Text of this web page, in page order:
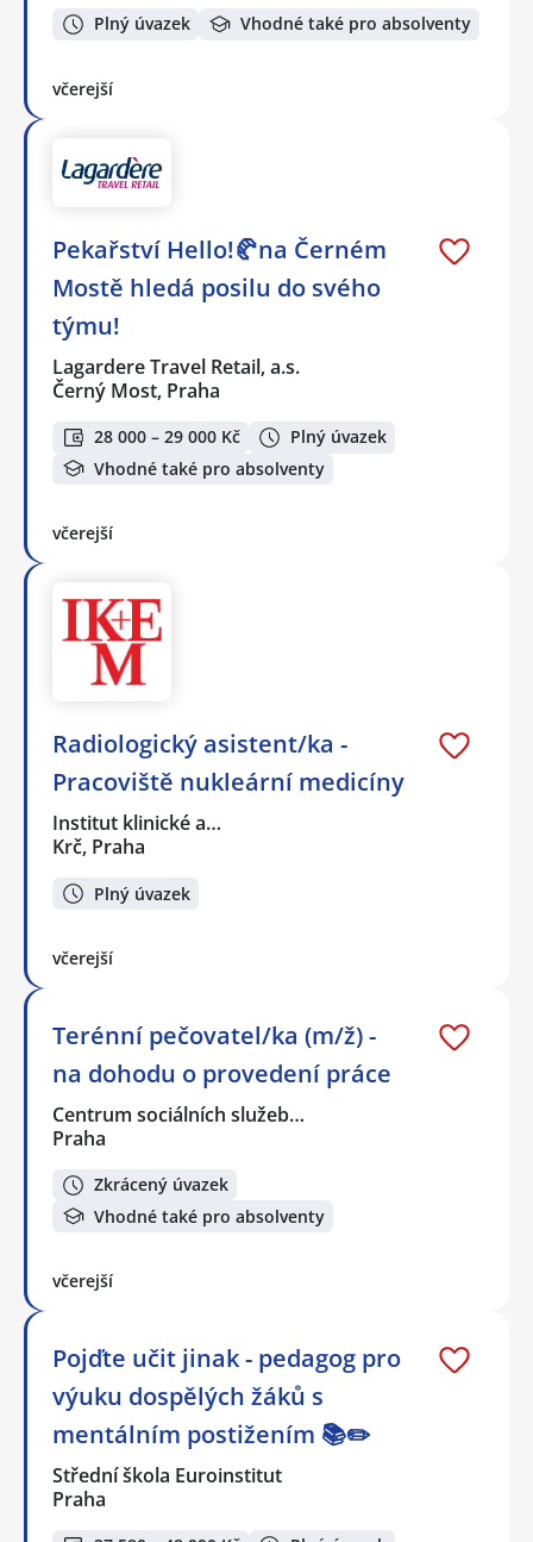
Plný úvazek Vhodné také pro absolventy
včerejší
Pekařství Hello!🥐na Černém
Mostě hledá posilu do svého
týmu!
Lagardere Travel Retail, a.s.
Černý Most, Praha
28 000 – 29 000 Kč
Plný úvazek
Vhodné také pro absolventy
včerejší
Radiologický asistent/ka -
Pracoviště nukleární medicíny
Institut klinické a…
Krč, Praha
Plný úvazek
včerejší
Terénní pečovatel/ka (m/ž) -
na dohodu o provedení práce
Centrum sociálních služeb…
Praha
Zkrácený úvazek
Vhodné také pro absolventy
včerejší
Pojďte učit jinak - pedagog pro
výuku dospělých žáků s
mentálním postižením 📚✏️
Střední škola Euroinstitut
Praha